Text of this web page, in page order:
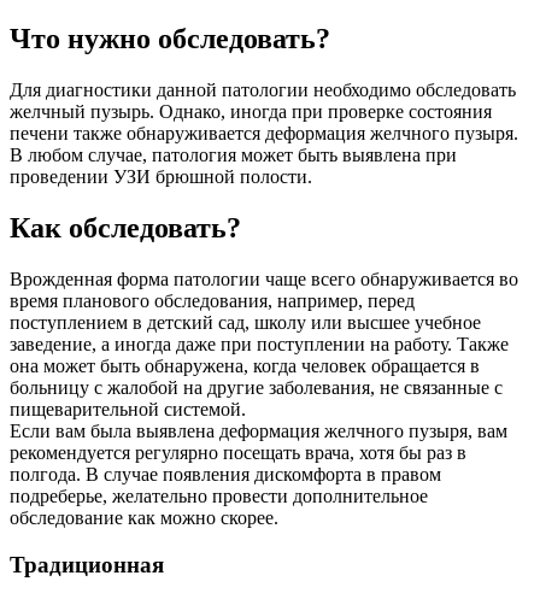
Что нужно обследовать?
Для диагностики данной патологии необходимо обследовать
желчный пузырь. Однако, иногда при проверке состояния
печени также обнаруживается деформация желчного пузыря.
В любом случае, патология может быть выявлена при
проведении УЗИ брюшной полости.
Как обследовать?
Врожденная форма патологии чаще всего обнаруживается во
время планового обследования, например, перед
поступлением в детский сад, школу или высшее учебное
заведение, а иногда даже при поступлении на работу. Также
она может быть обнаружена, когда человек обращается в
больницу с жалобой на другие заболевания, не связанные с
пищеварительной системой.
Если вам была выявлена деформация желчного пузыря, вам
рекомендуется регулярно посещать врача, хотя бы раз в
полгода. В случае появления дискомфорта в правом
подреберье, желательно провести дополнительное
обследование как можно скорее.
Традиционная